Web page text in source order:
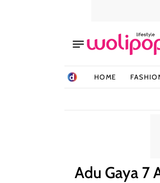
HOME
Adu Gaya 7